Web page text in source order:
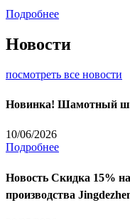
Подробнее
Новости
посмотреть все новости
Новинка! Шамотный
10/06/2026
Подробнее
Новость Скидка 15%
производства